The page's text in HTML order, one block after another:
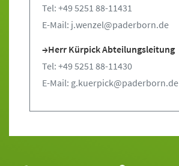
Tel: +49 5251 88-11431
E-Mail: j.wenzel@paderborn.de
Herr Kürpick Abteilungsleitung
Tel: +49 5251 88-11430
E-Mail: g.kuerpick@paderborn.de